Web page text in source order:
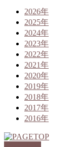
2026年
2025年
2024年
2023年
2022年
2021年
2020年
2019年
2018年
2017年
2016年